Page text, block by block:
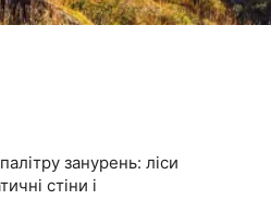
занурень: ліси
стіни і